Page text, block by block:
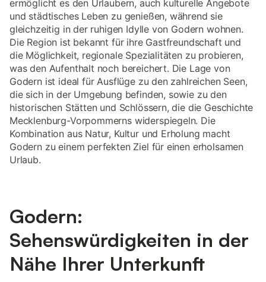
ermöglicht es den Urlaubern, auch kulturelle Angebote
und städtisches Leben zu genießen, während sie
gleichzeitig in der ruhigen Idylle von Godern wohnen.
Die Region ist bekannt für ihre Gastfreundschaft und
die Möglichkeit, regionale Spezialitäten zu probieren,
was den Aufenthalt noch bereichert. Die Lage von
Godern ist ideal für Ausflüge zu den zahlreichen Seen,
die sich in der Umgebung befinden, sowie zu den
historischen Stätten und Schlössern, die die Geschichte
Mecklenburg-Vorpommerns widerspiegeln. Die
Kombination aus Natur, Kultur und Erholung macht
Godern zu einem perfekten Ziel für einen erholsamen
Urlaub.
Godern:
Sehenswürdigkeiten in der
Nähe Ihrer Unterkunft